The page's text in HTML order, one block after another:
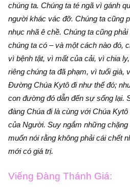
chúng ta. Chúng ta té ngã vì gánh
người khác vác đỡ. Chúng ta cũng
nhục nhã ê chề. Chúng ta cũng
chúng ta có – và một cách nào đó,
vì bệnh tật, vì mất của cải, vì chia
riêng chúng ta đã phạm, vì tuổi già,
Đường Chúa Kytô đi như thế đó;
con đường đó dẫn đến sự sống lại.
đàng Chúa đi là cùng với Chúa
của Người. Suy ngắm những chặng
muốn nói rằng không phải cái chết
mới có giá trị.
Viếng Đàng Thánh Giá: